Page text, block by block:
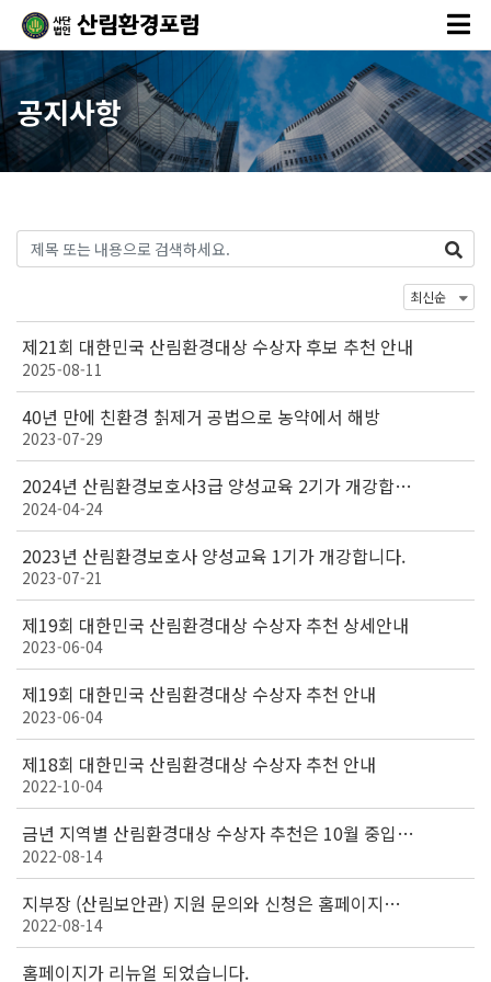
공지사항
제21회 대한민국 산림환경대상 수상자 후보 추천 안내
2025-08-11
40년 만에 친환경 칡제거 공법으로 농약에서 해방
2023-07-29
2024년 산림환경보호사3급 양성교육 2기가 개강합니
다.
2024-04-24
2023년 산림환경보호사 양성교육 1기가 개강합니다.
2023-07-21
제19회 대한민국 산림환경대상 수상자 추천 상세안내
2023-06-04
제19회 대한민국 산림환경대상 수상자 추천 안내
2023-06-04
제18회 대한민국 산림환경대상 수상자 추천 안내
2022-10-04
금년 지역별 산림환경대상 수상자 추천은 10월 중입니
다.
2022-08-14
지부장 (산림보안관) 지원 문의와 신청은 홈페이지를
이용하세요.
2022-08-14
홈페이지가 리뉴얼 되었습니다.